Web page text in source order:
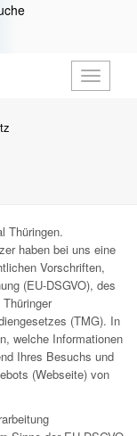
öffnen
Thüringen.
haben bei uns eine
Vorschriften,
(EU-DSGVO), des
(TMG). In
welche Informationen
Ihres Besuchs und
(Webseite) von